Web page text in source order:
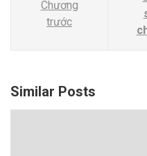
Chương
trước
Similar Posts